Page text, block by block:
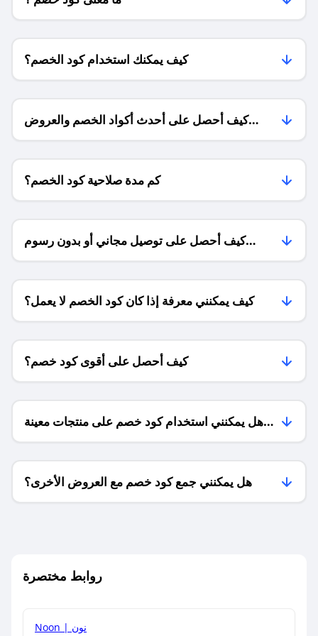
كيف يمكنك استخدام كود الخصم؟
كيف أحصل على أحدث أكواد الخصم والعروض
للمتاجر؟
كم مدة صلاحية كود الخصم؟
كيف أحصل على توصيل مجاني أو بدون رسوم
الشحن ؟
كيف يمكنني معرفة إذا كان كود الخصم لا يعمل؟
كيف أحصل على أقوى كود خصم؟
هل يمكنني استخدام كود خصم على منتجات معينة
فقط؟
هل يمكنني جمع كود خصم مع العروض الأخرى؟
روابط مختصرة
Noon | نون